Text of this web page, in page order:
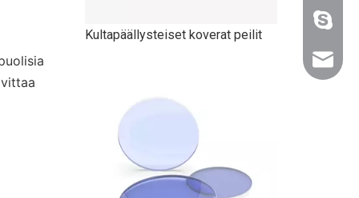
Laajakaistaiset dielektriset peilit
+86